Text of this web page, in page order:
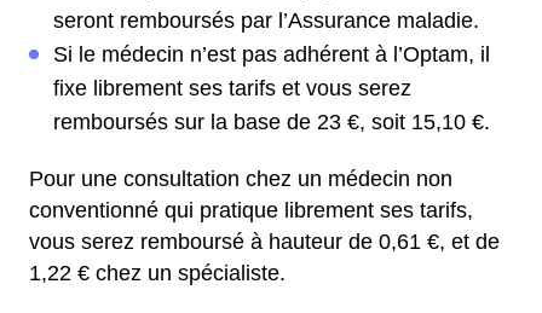
seront remboursés par l’Assurance maladie.
Si le médecin n’est pas adhérent à l’Optam, il
fixe librement ses tarifs et vous serez
remboursés sur la base de 23 €, soit 15,10 €.
Pour une consultation chez un médecin non
conventionné qui pratique librement ses tarifs,
vous serez remboursé à hauteur de 0,61 €, et de
1,22 € chez un spécialiste.